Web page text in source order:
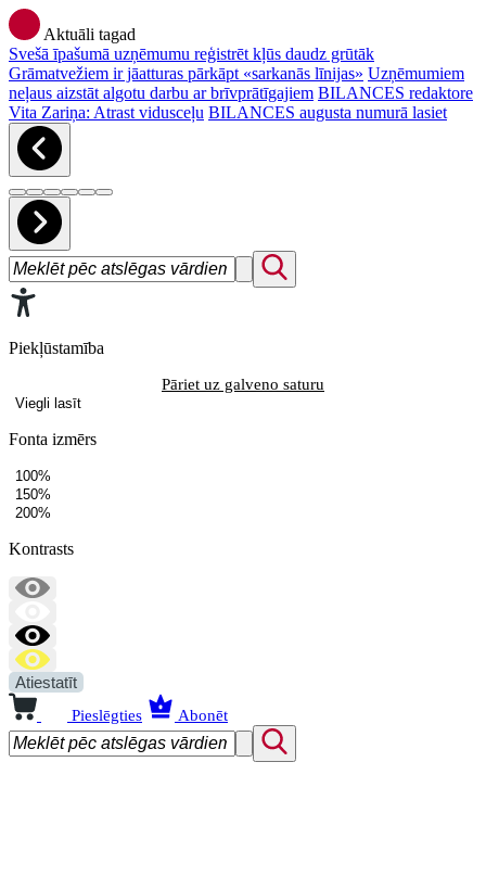
Aktuāli tagad
Svešā īpašumā uzņēmumu reģistrēt kļūs daudz grūtāk
Grāmatvežiem ir jāatturas pārkāpt «sarkanās līnijas» Uzņēmumiem
neļaus aizstāt algotu darbu ar brīvprātīgajiem BILANCES redaktore
Vita Zariņa: Atrast vidusceļu BILANCES augusta numurā lasiet
Piekļūstamība
Pāriet uz galveno saturu
Viegli lasīt
Fonta izmērs
100%
150%
200%
Kontrasts
Atiestatīt
Pieslēgties Abonēt